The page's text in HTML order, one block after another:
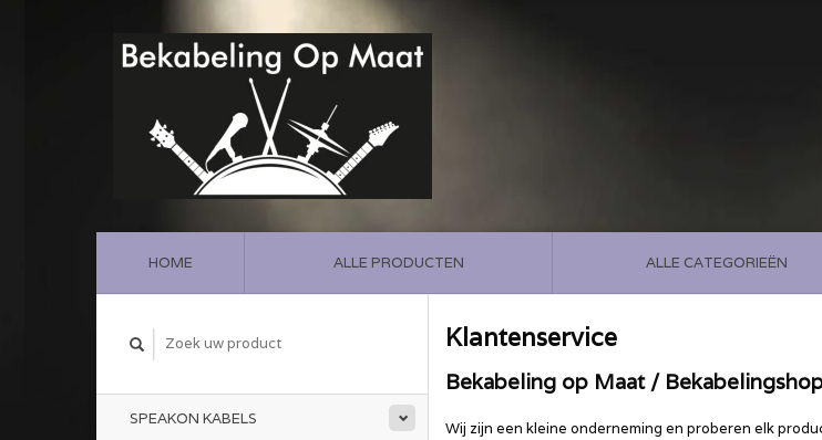
HOME ALLE PRODUCTEN ALLE CATEGORIEËN
SPEAKON KABELS
Klantenservice
Bekabeling op Maat /
Wij zijn een kleine onderneming en proberen elk